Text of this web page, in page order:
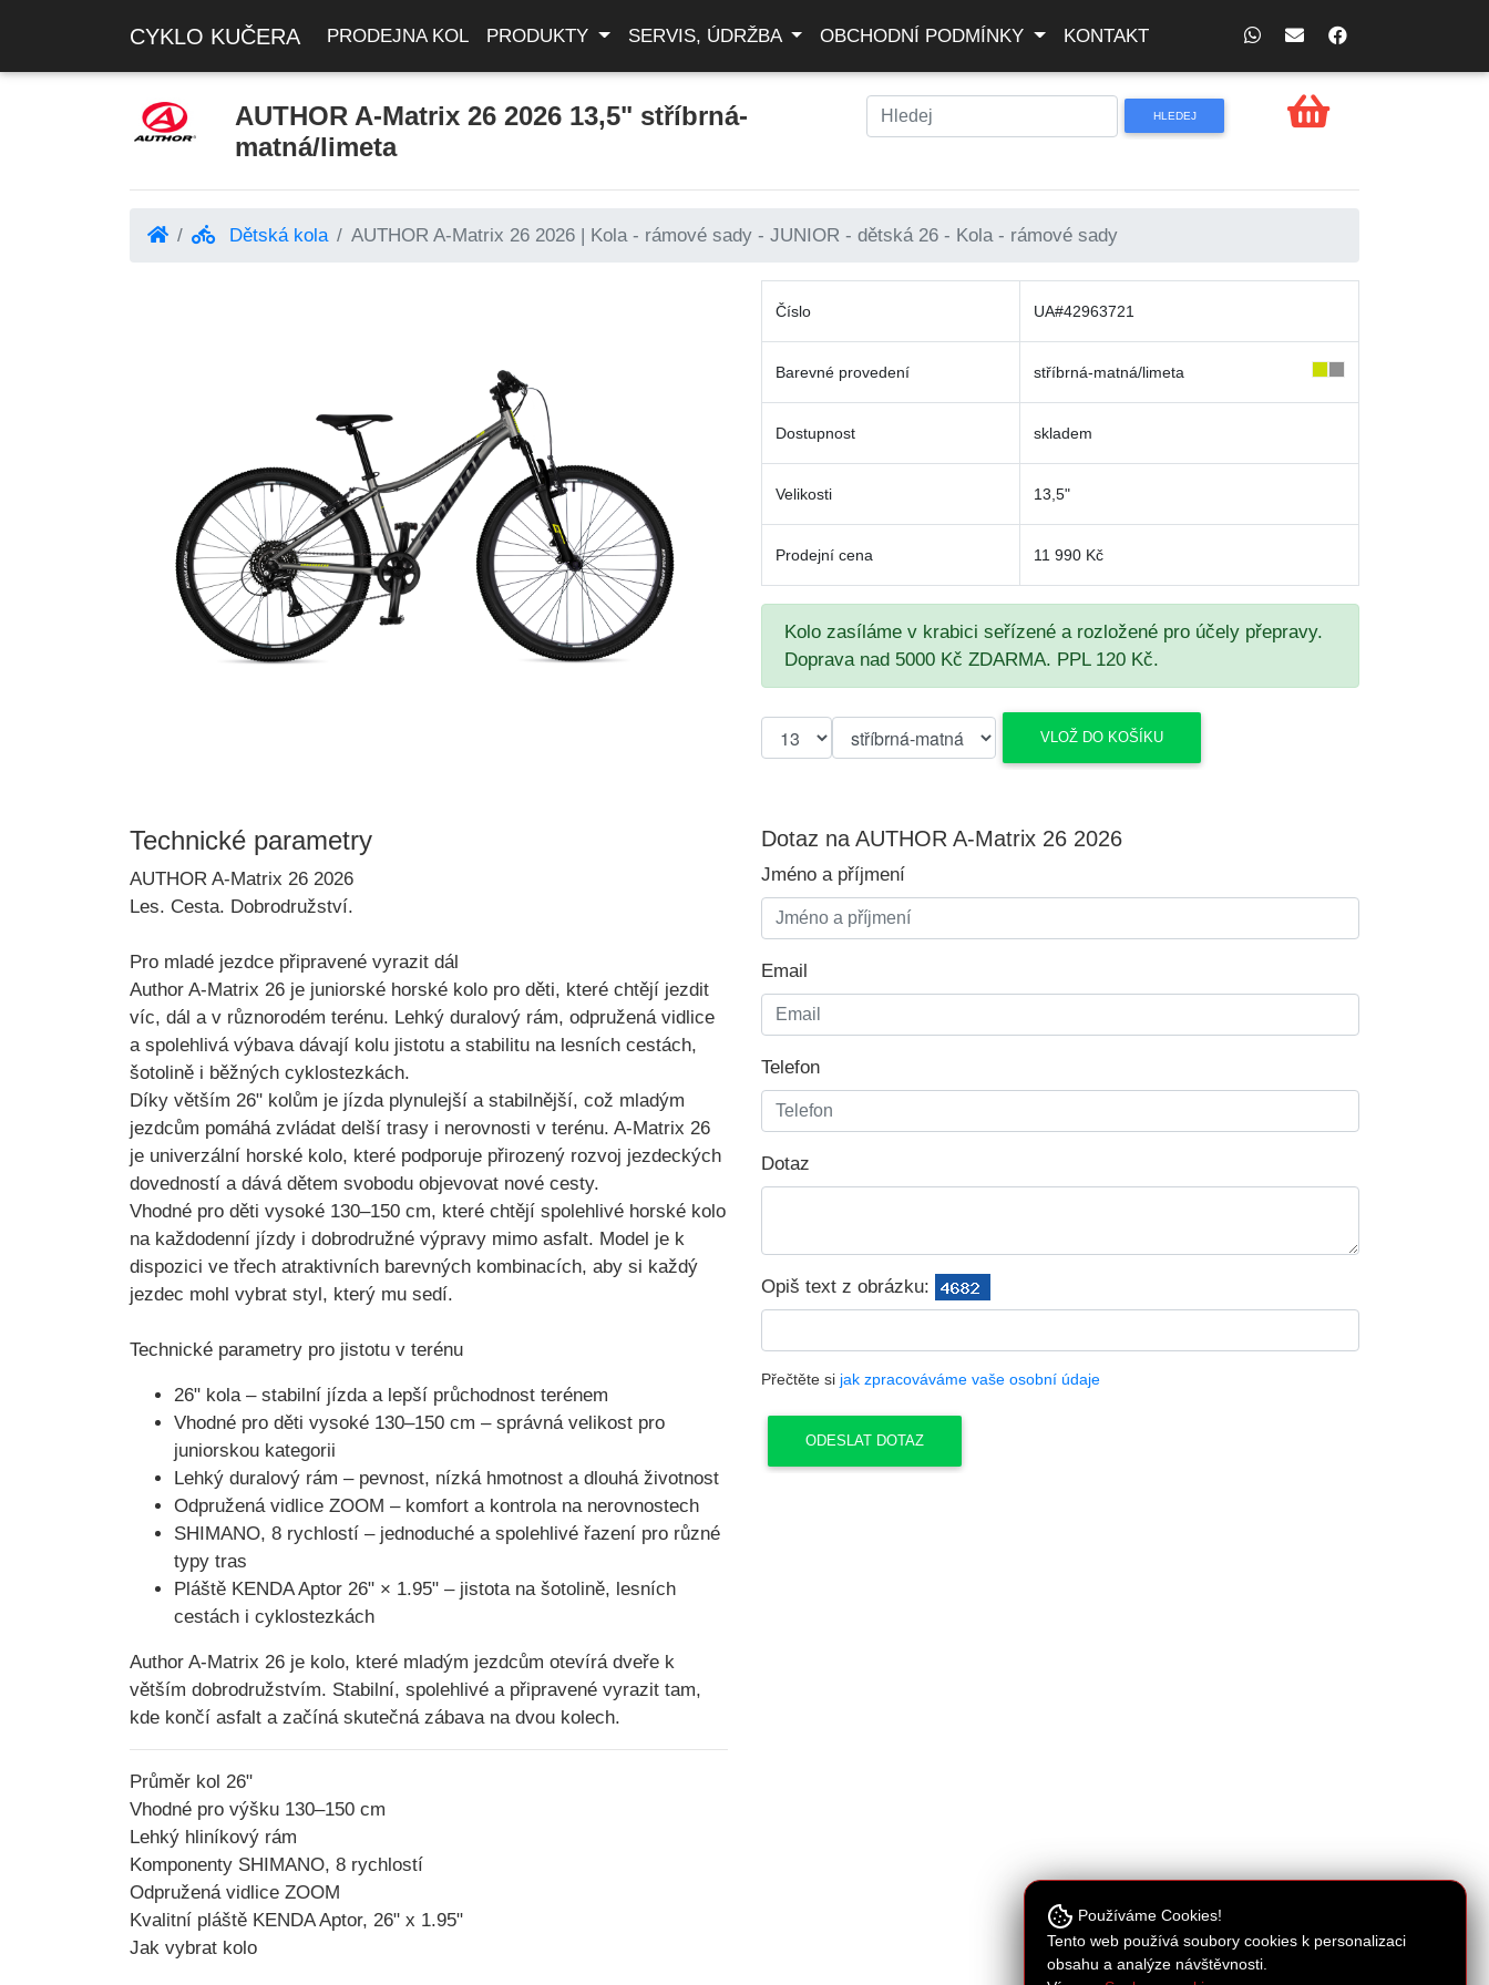
CYKLO KUČERA PRODEJNA KOL PRODUKTY SERVIS, ÚDRŽBA OBCHODNÍ PODMÍNKY KONTAKT
AUTHOR A-Matrix 26 2026 13,5" stříbrná-
matná/limeta
Dětská kola AUTHOR A-Matrix 26 2026 | Kola - rámové sady - JUNIOR - dětská 26 - Kola - rámové sady
Číslo UA#42963721
Barevné provedení stříbrná-matná/limeta
Dostupnost skladem
Velikosti 13,5"
Prodejní cena 11 990 Kč
Kolo zasíláme v krabici seřízené a rozložené pro účely přepravy.
Doprava nad 5000 Kč ZDARMA. PPL 120 Kč.
Technické parametry
AUTHOR A-Matrix 26 2026
Les. Cesta. Dobrodružství.
Pro mladé jezdce připravené vyrazit dál
Author A-Matrix 26 je juniorské horské kolo pro děti, které chtějí jezdit
víc, dál a v různorodém terénu. Lehký duralový rám, odpružená vidlice
a spolehlivá výbava dávají kolu jistotu a stabilitu na lesních cestách,
šotolině i běžných cyklostezkách.
Díky větším 26" kolům je jízda plynulejší a stabilnější, což mladým
jezdcům pomáhá zvládat delší trasy i nerovnosti v terénu. A-Matrix 26
je univerzální horské kolo, které podporuje přirozený rozvoj jezdeckých
dovedností a dává dětem svobodu objevovat nové cesty.
Vhodné pro děti vysoké 130–150 cm, které chtějí spolehlivé horské kolo
na každodenní jízdy i dobrodružné výpravy mimo asfalt. Model je k
dispozici ve třech atraktivních barevných kombinacích, aby si každý
jezdec mohl vybrat styl, který mu sedí.
Technické parametry pro jistotu v terénu
26" kola– stabilní jízda a lepší průchodnost terénem
Vhodné pro děti vysoké 130–150 cm – správná velikost pro
juniorskou kategorii
Lehký duralový rám – pevnost, nízká hmotnost a dlouhá životnost
Odpružená vidlice ZOOM – komfort a kontrola na nerovnostech
SHIMANO, 8 rychlostí – jednoduché a spolehlivé řazení pro různé
typy tras
Pláště KENDA Aptor 26" × 1.95" – jistota na šotolině, lesních
cestách i cyklostezkách
Author A-Matrix 26 je kolo, které mladým jezdcům otevírá dveře k
větším dobrodružstvím. Stabilní, spolehlivé a připravené vyrazit tam,
kde končí asfalt a začíná skutečná zábava na dvou kolech.
Průměr kol 26"
Vhodné pro výšku 130–150 cm
Lehký hliníkový rám
Komponenty SHIMANO, 8 rychlostí
Odpružená vidlice ZOOM
Kvalitní pláště KENDA Aptor, 26" x 1.95"
Jak vybrat kolo
Dotaz na AUTHOR A-Matrix 26 2026
Jméno a příjmení
Email
Telefon
Dotaz
Opiš text z obrázku:
Přečtěte si jak zpracováváme vaše osobní údaje
Používáme Cookies!
Tento web používá soubory cookies k personalizaci
obsahu a analýze návštěvnosti.